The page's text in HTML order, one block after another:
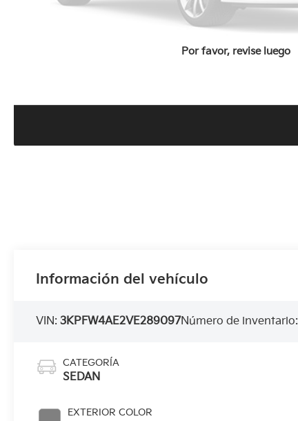
Por favor, revise luego
Información del vehículo
VIN:3KPFW4AE2VE289097Número de inventario:
CATEGORÍA
SEDAN
EXTERIOR COLOR